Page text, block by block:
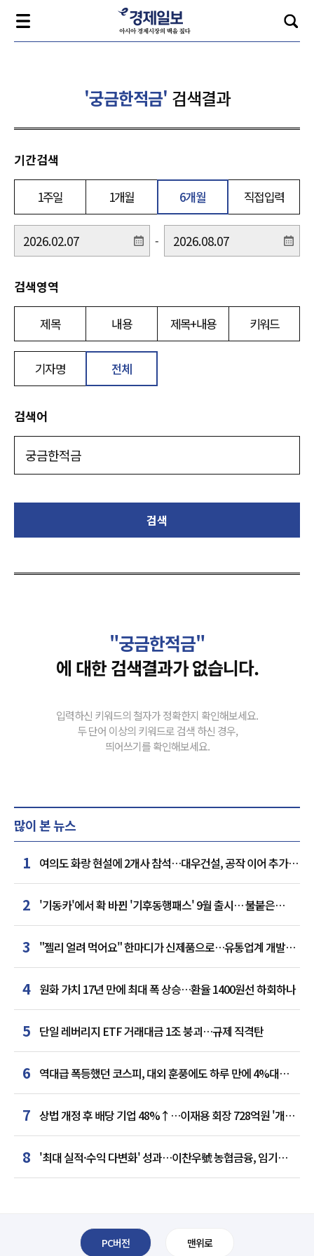
'궁금한적금' 검색결과
기간검색
1주일 1개월 6개월 직접입력
-
검색영역
제목 내용 제목+내용 키워드
기자명 전체
검색어
검색
"궁금한적금"
에 대한 검색결과가 없습니다.
입력하신 키워드의 철자가 정확한지 확인해보세요.
두 단어 이상의 키워드로 검색 하신 경우,
띄어쓰기를 확인해보세요.
많이 본 뉴스
1 여의도 화랑 현설에 2개사 참석…대우건설, 공작 이어 추가
거점 확보하나
2 '기동카'에서 확 바뀐 '기후동행패스' 9월 출시… 불붙은
카드사 경쟁
3
"젤리 얼려 먹어요" 한마디가 신제품으로…유통업계 개발실
된 SNS
4 원화 가치 17년 만에 최대 폭 상승…환율 1400원선 하회하나
5 단일 레버리지 ETF 거래대금 1조 붕괴…규제 직격탄
6 역대급 폭등했던 코스피, 대외 훈풍에도 하루 만에 4%대
급락
7 상법 개정 후 배당 기업 48%↑…이재용 회장 728억원 '개인
최다'
8 '최대 실적·수익 다변화' 성과…이찬우號 농협금융, 임기
말년 성장 박차
PC버전 맨위로